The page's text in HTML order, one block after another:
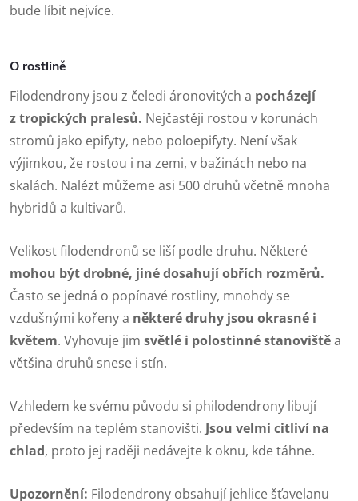
bude líbit nejvíce.
O rostlině
Filodendrony jsou z čeledi áronovitých a pocházejí
z tropických pralesů. Nejčastěji rostou v korunách
stromů jako epifyty, nebo poloepifyty. Není však
výjimkou, že rostou i na zemi, v bažinách nebo na
skalách. Nalézt můžeme asi 500 druhů včetně mnoha
hybridů a kultivarů.
Velikost filodendronů se liší podle druhu. Některé
mohou být drobné, jiné dosahují obřích rozměrů.
Často se jedná o popínavé rostliny, mnohdy se
vzdušnými kořeny a některé druhy jsou okrasné i
květem. Vyhovuje jim světlé i polostinné stanovištěa
většina druhů snese i stín.
Vzhledem ke svému původu si philodendrony libují
především na teplém stanovišti. Jsou velmi citliví na
chlad, proto jej raději nedávejte k oknu, kde táhne.
Upozornění: Filodendrony obsahují jehlice šťavelanu